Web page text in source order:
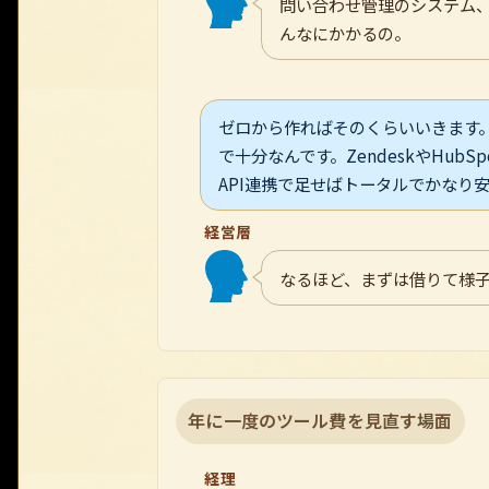
んなにかかるの。
ゼロから作ればそのくらいいきま
で十分なんです。Zendeskや
API連携で足せばトータルでかなり
経営層
なるほど、まずは借りて様
年に一度のツール費を見直す場面
経理